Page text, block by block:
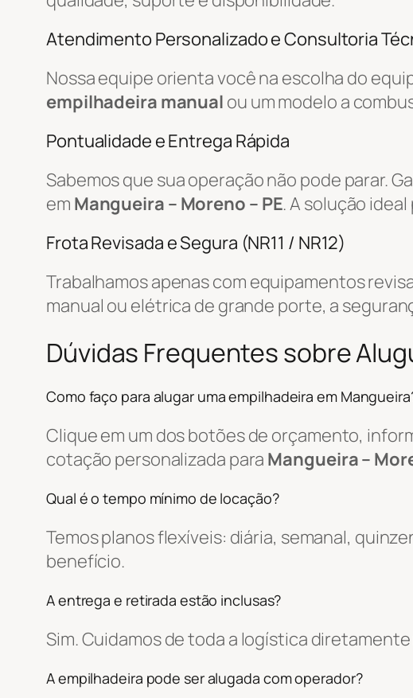
Atendimento Personalizado e Consultoria
Nossa equipe orienta você na escolha do
empilhadeira manual ou um modelo a
Pontualidade e Entrega Rápida
Sabemos que sua operação não pode parar.
em Mangueira – Moreno – PE. A solução
Frota Revisada e Segura (NR11 / NR12)
Trabalhamos apenas com equipamentos
manual ou elétrica de grande porte, a
Dúvidas Frequentes sobre
Como faço para alugar uma empilhadeira em
Clique em um dos botões de orçamento,
cotação personalizada para Mangueira –
Qual é o tempo mínimo de locação?
Temos planos flexíveis: diária, semanal,
benefício.
A entrega e retirada estão inclusas?
Sim. Cuidamos de toda a logística
A empilhadeira pode ser alugada com operador?